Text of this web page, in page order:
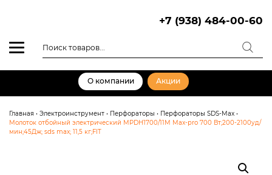
+7 (938) 484-00-60
товаров
О компании Акции
Главная • Электроинструмент • Перфораторы • Перфораторы SDS-Max •
Молоток отбойный электрический MPDH1700/11M Max-pro 700 Вт;200-2100уд/
мин;45Дж; sds max; 11,5 кг;FIT